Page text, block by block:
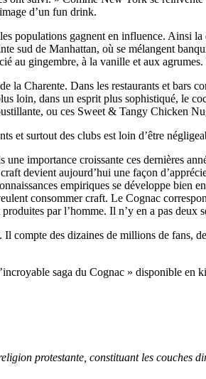
d’un fun drink.
gagnent en influence. Ainsi
sud de Manhattan, où se mélangent
au gingembre, à la vanille et aux
la Charente. Dans les restaurants et
loin, dans un esprit plus sophistiqué, le
ou ces Sweet & Tangy Chicken
et surtout des clubs est loin d’être
importance croissante ces dernières
devient aujourd’hui une façon
empiriques se développe bien
consommer craft. Le Cognac
par l’homme. Il n’y en a pas deux
des dizaines de millions de fans,
saga du Cognac » disponible en
protestante, constituant les couches